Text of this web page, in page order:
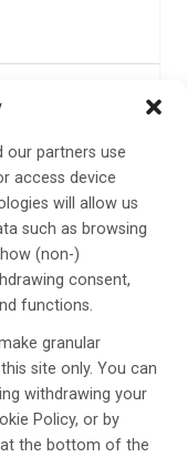
our partners use
access device
will allow us
such as browsing
(non-)
consent,
functions.
granular
site only. You can
withdrawing your
Policy, or by
the bottom of the
inom